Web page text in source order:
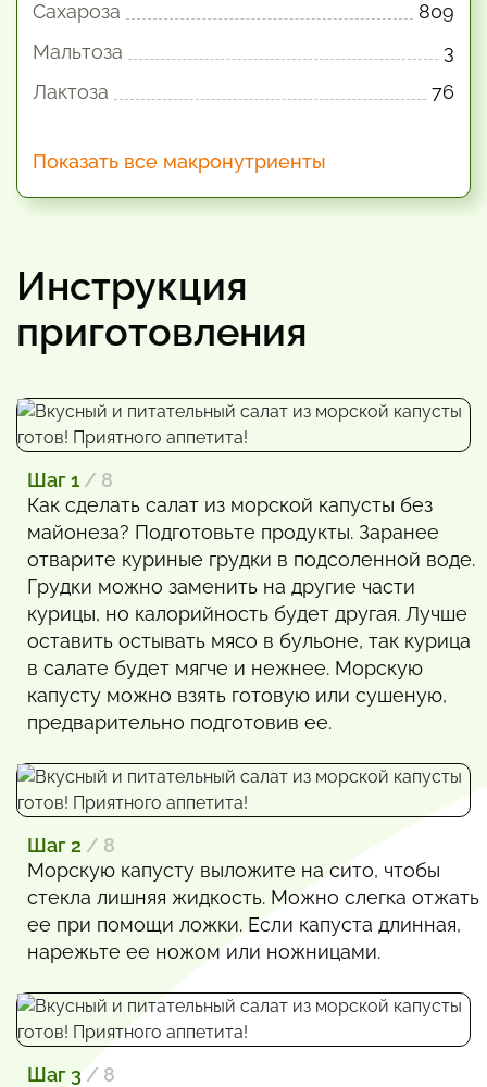
Сахароза
809
Мальтоза
3
Лактоза
76
Показать все макронутриенты
Инструкция
приготовления
Шаг 1 / 8
Как сделать салат из морской капусты без
майонеза? Подготовьте продукты. Заранее
отварите куриные грудки в подсоленной воде.
Грудки можно заменить на другие части
курицы, но калорийность будет другая. Лучше
оставить остывать мясо в бульоне, так курица
в салате будет мягче и нежнее. Морскую
капусту можно взять готовую или сушеную,
предварительно подготовив ее.
Шаг 2 / 8
Морскую капусту выложите на сито, чтобы
стекла лишняя жидкость. Можно слегка отжать
ее при помощи ложки. Если капуста длинная,
нарежьте ее ножом или ножницами.
Шаг 3 / 8